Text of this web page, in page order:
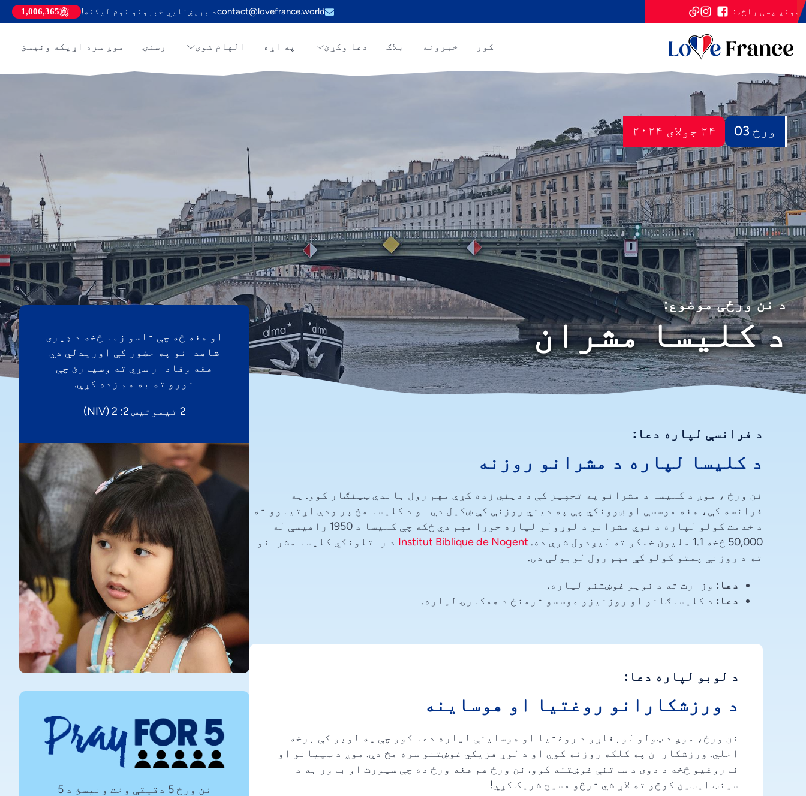
مونږ پسی راځه: contact@lovefrance.worldد برېښنايي خبرونو نوم لیکنه! 1,006,365
کور خبرونه بلاګ دعا وکړئ په اړه الهام شوی رسنۍ موږ سره اړیکه ونیسئ
ورځ 03 ۲۴ جولای ۲۰۲۴
د نن ورځی موضوع:
د کلیسا مشران
د فرانسې لپاره دعا:
د کلیسا لپاره د مشرانو روزنه
نن ورځ ، موږ د کلیسا د مشرانو په تجهیز کې د دیني زده کړې مهم رول باندې ټینګار کوو. په
فرانسه کې، هغه موسسې او ښوونکي چې په دیني روزنې کې ښکیل دي او د کلیسا مخ پر ودې اړتیاوو ته
د خدمت کولو لپاره د نوي مشرانو د لوړولو لپاره خورا مهم دي ځکه چې کلیسا د 1950 راهیسې له
50,000 څخه 1.1 ملیون خلکو ته لیږدول شوې ده.
Institut Biblique de Nogent د راتلونکي کلیسا مشرانو
ته د روزنې چمتو کولو کې مهم رول لوبولی دی.
دعا: وزارت ته د نویو غوښتنو لپاره.
دعا: د کلیساګانو او روزنیزو موسسو ترمنځ د همکارۍ لپاره.
د لوبو لپاره دعا:
د ورزشکارانو روغتیا او هوساینه
نن ورځ، موږ د ټولو لوبغاړو د روغتیا او هوساینې لپاره دعا کوو چې په لوبو کې برخه
اخلي. ورزشکاران په کلکه روزنه کوي او د لوړ فزیکي غوښتنو سره مخ دي. موږ د ټپیانو او
ناروغیو څخه د دوی د ساتنې غوښتنه کوو. نن ورځ هم هغه ورځ ده چې سپورت او باور به د
سینټ ایټین کوڅو ته لاړ شي ترڅو مسیح شریک کړي!
او هغه څه چې تاسو زما څخه د ډیری
شاهدانو په حضور کې اوریدلي دي
هغه وفادار سړي ته وسپارئ چې
نورو ته به هم زده کړي.
2 تیموتیس 2: 2 (NIV)
نن ورځ 5 دقیقې وخت ونیسئ د 5